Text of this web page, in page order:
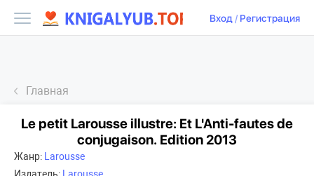
Вход/ Регистрация
Главная
Le petit Larousse illustre: Et L'Anti-fautes de
conjugaison. Edition 2013
Жанр: Larousse
Издатель: Larousse